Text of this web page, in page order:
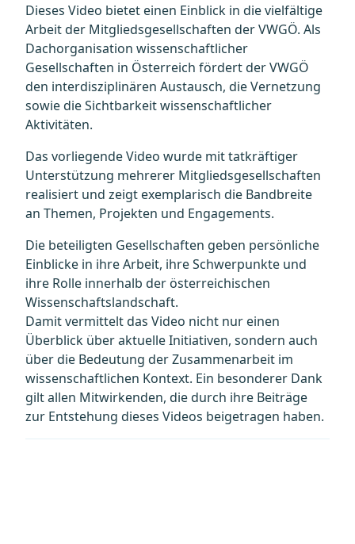
Dieses Video bietet einen Einblick in die vielfältige
Arbeit der Mitgliedsgesellschaften der VWGÖ. Als
Dachorganisation wissenschaftlicher
Gesellschaften in Österreich fördert der VWGÖ
den interdisziplinären Austausch, die Vernetzung
sowie die Sichtbarkeit wissenschaftlicher
Aktivitäten.
Das vorliegende Video wurde mit tatkräftiger
Unterstützung mehrerer Mitgliedsgesellschaften
realisiert und zeigt exemplarisch die Bandbreite
an Themen, Projekten und Engagements.
Die beteiligten Gesellschaften geben persönliche
Einblicke in ihre Arbeit, ihre Schwerpunkte und
ihre Rolle innerhalb der österreichischen
Wissenschaftslandschaft.
Damit vermittelt das Video nicht nur einen
Überblick über aktuelle Initiativen, sondern auch
über die Bedeutung der Zusammenarbeit im
wissenschaftlichen Kontext. Ein besonderer Dank
gilt allen Mitwirkenden, die durch ihre Beiträge
zur Entstehung dieses Videos beigetragen haben.